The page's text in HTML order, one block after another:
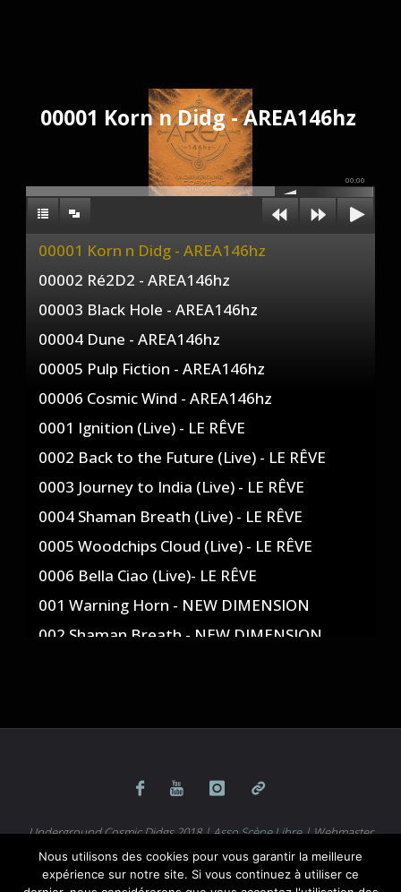
00001 Korn n Didg - AREA146hz
00:00
00001 Korn n Didg - AREA146hz
00002 Ré2D2 - AREA146hz
00003 Black Hole - AREA146hz
00004 Dune - AREA146hz
00005 Pulp Fiction - AREA146hz
00006 Cosmic Wind - AREA146hz
0001 Ignition (Live) - LE RÊVE
0002 Back to the Future (Live) - LE RÊVE
0003 Journey to India (Live) - LE RÊVE
0004 Shaman Breath (Live) - LE RÊVE
0005 Woodchips Cloud (Live) - LE RÊVE
0006 Bella Ciao (Live)- LE RÊVE
001 Warning Horn - NEW DIMENSION
002 Shaman Breath - NEW DIMENSION
005 Journey to India - NEW DIMENSION
007 Space Train - NEW DIMENSION
010 Implosion - NEW DIMENSION
Underground Cosmic Didgs 2018 |Asso Scène Libre| Webmaster
: Mathieu Brocchieri |Music under Creative Common BY-NC-ND
license|Mentions légales
Nous utilisons des cookies pour vous garantir la meilleure
expérience sur notre site. Si vous continuez à utiliser ce